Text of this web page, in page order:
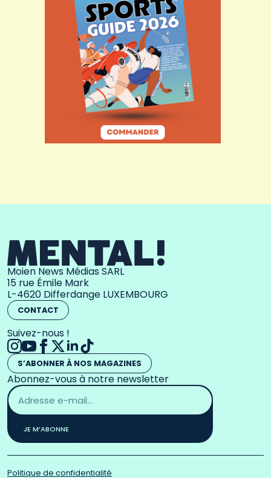
Moien News Médias SARL
15 rue Émile Mark
L-4620 Differdange LUXEMBOURG
CONTACT
Suivez-nous !
S’ABONNER À NOS MAGAZINES
Abonnez-vous à notre newsletter
Adresse
email
*
JE M’ABONNE
Politique de confidentialité